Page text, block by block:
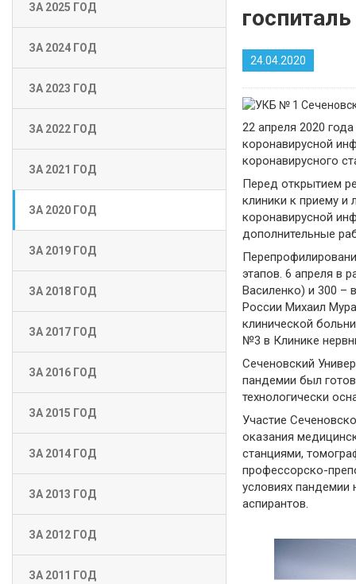
ЗА 2025 ГОД
ЗА 2024 ГОД
ЗА 2023 ГОД
ЗА 2022 ГОД
ЗА 2021 ГОД
ЗА 2020 ГОД
ЗА 2019 ГОД
ЗА 2018 ГОД
ЗА 2017 ГОД
ЗА 2016 ГОД
ЗА 2015 ГОД
ЗА 2014 ГОД
ЗА 2013 ГОД
ЗА 2012 ГОД
ЗА 2011 ГОД
24.04.2020
22 апреля 2020
коронавирусной
коронавирусного
Перед открытием
клиники к приему и
коронавирусной
дополнительные
этапов. 6 апреля в
Василенко) и 300 –
России Михаил
клинической
№3 в Клинике
Сеченовский
пандемии был
технологически
Участие
оказания
станциями,
профессорско-
условиях пандемии
аспирантов.